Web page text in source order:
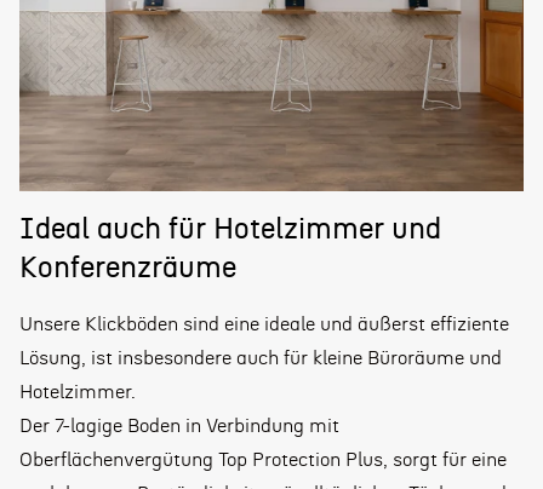
Ideal auch für Hotelzimmer und
Konferenzräume
Unsere Klickböden sind eine ideale und äußerst effiziente
Lösung, ist insbesondere auch für kleine Büroräume und
Hotelzimmer.
Der 7-lagige Boden in Verbindung mit
Oberflächenvergütung Top Protection Plus, sorgt für eine